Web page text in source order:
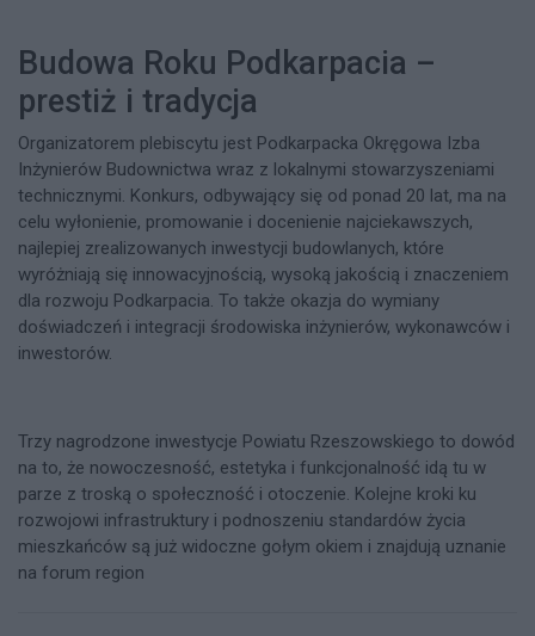
Budowa Roku Podkarpacia –
prestiż i tradycja
Organizatorem plebiscytu jest Podkarpacka Okręgowa Izba
Inżynierów Budownictwa wraz z lokalnymi stowarzyszeniami
technicznymi. Konkurs, odbywający się od ponad 20 lat, ma na
celu wyłonienie, promowanie i docenienie najciekawszych,
najlepiej zrealizowanych inwestycji budowlanych, które
wyróżniają się innowacyjnością, wysoką jakością i znaczeniem
dla rozwoju Podkarpacia. To także okazja do wymiany
doświadczeń i integracji środowiska inżynierów, wykonawców i
inwestorów.
Trzy nagrodzone inwestycje Powiatu Rzeszowskiego to dowód
na to, że nowoczesność, estetyka i funkcjonalność idą tu w
parze z troską o społeczność i otoczenie. Kolejne kroki ku
rozwojowi infrastruktury i podnoszeniu standardów życia
mieszkańców są już widoczne gołym okiem i znajdują uznanie
na forum region